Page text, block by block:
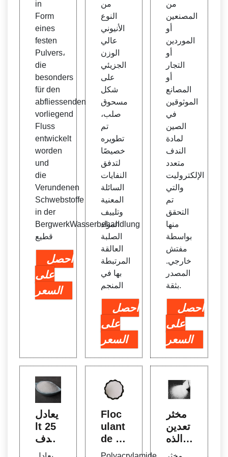
in
Form
eines
festen
Pulvers،
die
besonders
für den
abfliessenden
vorliegend
Fluss
entwickelt
worden
und
die
Verundenen
Schwebstoffe
in der
BergwerkWasserbehandlung
قطيع
احصل
على
السعر
من
النوع
الأنيوني
عالي
الوزن
الجزيئي
على
شكل
مسحوق
صلب،
تم
تطويره
خصيصًا
لتدفق
النفايات
السائلة
المعنية
وتلييف
المواد
الصلبة
العالقة
المرتبطة
بها في
المنجم
احصل
على
السعر
من
المصنعين
أو
الموردين
أو
التجار
أو
المصانع
الموثوقين
في
الصين
لمادة
الندف
متعدد
الإلكتروليت
والتي
تم
التحقق
منها
بواسطة
مفتش
خارجي.
المصدر
بثقة.
احصل
على
السعر
يعادل
lt 25
مندف
التعوي
Floc
ulant
de p
olyac
مخثر
تعدين
الذه
ب / ال